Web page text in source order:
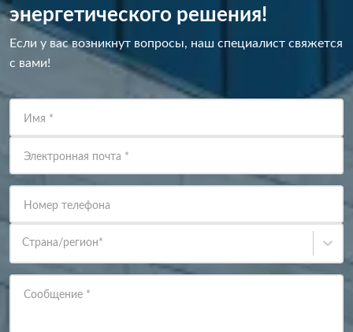
энергетического решения!
Если у вас возникнут вопросы, наш специалист свяжется
с вами!
Имя *
Электронная почта *
Номер телефона
Страна/регион*
Сообщение *